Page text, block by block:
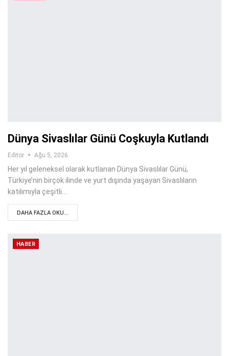
Dünya Sivaslılar Günü Coşkuyla Kutlandı
Editor Ağu 5, 2026
Her yıl geleneksel olarak kutlanan Dünya Sivaslılar Günü,
Türkiye’nin birçok ilinde ve yurt dışında yaşayan Sivaslıların
katılımıyla çeşitli…
DAHA FAZLA OKU...
HABER